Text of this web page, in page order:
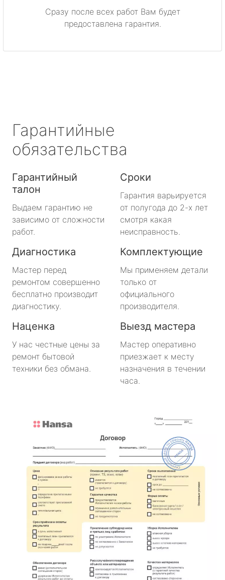
Сразу после всех работ Вам будет
предоставлена гарантия.
Гарантийные
обязательства
Гарантийный
талон
Выдаем гарантию не
зависимо от сложности
работ.
Сроки
Гарантия варьируется
от полугода до 2-х лет
смотря какая
неисправность.
Диагностика
Мастер перед
ремонтом совершенно
бесплатно производит
диагностику.
Комплектующие
Мы применяем детали
только от
официального
производителя.
Наценка
У нас честные цены за
ремонт бытовой
техники без обмана.
Выезд мастера
Мастер оперативно
приезжает к месту
назначения в течении
часа.